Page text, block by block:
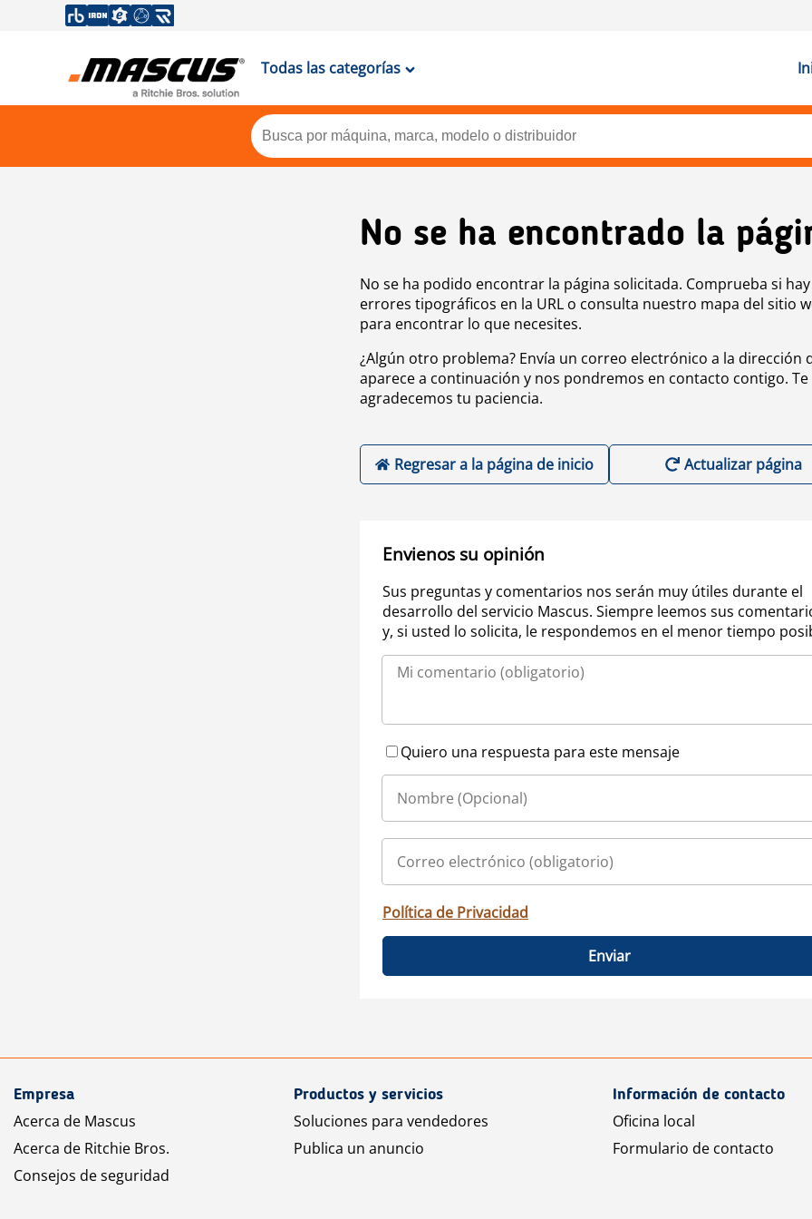
Todas las categorías
No se ha encontrado la
No se ha podido encontrar la página solicitada. Comprueba si hay
errores tipográficos en la URL o consulta nuestro mapa del sitio
para encontrar lo que necesites.
¿Algún otro problema? Envía un correo electrónico a la dirección
aparece a continuación y nos pondremos en contacto contigo. Te
agradecemos tu paciencia.
Regresar a la página de inicio Actualizar página
Envienos su opinión
Sus preguntas y comentarios nos serán muy útiles durante el
desarrollo del servicio Mascus. Siempre leemos sus
y, si usted lo solicita, le respondemos en el menor tiempo
Quiero una respuesta para este mensaje
Política de Privacidad
Enviar
Empresa
Acerca de Mascus
Acerca de Ritchie Bros.
Consejos de seguridad
Productos y servicios
Soluciones para vendedores
Publica un anuncio
Información de contacto
Oficina local
Formulario de contacto